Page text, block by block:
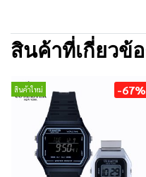
สินค้าที่เกี่ยวข้อ
สินค้าใหม่ -67%